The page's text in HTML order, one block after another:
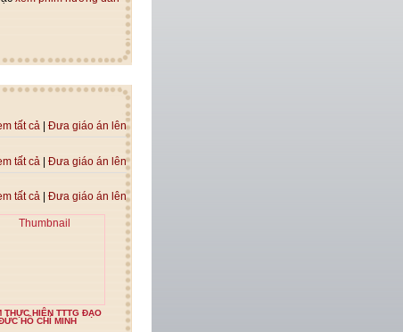
tất cả Đưa giáo án lên
tất cả | Đưa giáo án lên
tất cả Đưa giáo án lên
THỰC HIỆN TTTG ĐẠO
HỒ CHÍ MINH